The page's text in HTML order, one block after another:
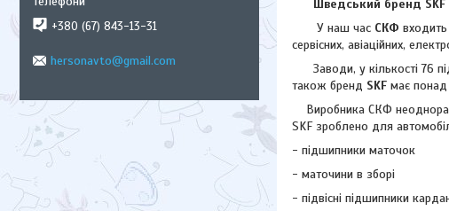
Шведський бренд SKF
У наш час СКФ входить
сервісних, авіаційних,
Заводи, у кількості 76
також бренд SKF має понад
Виробника СКФ
SKF зроблено для
- підшипники маточок
- маточини в зборі
- підвісні підшипники
+380 (67) 843-13-31
hersonavto@gmail.com